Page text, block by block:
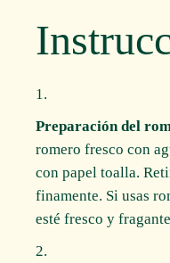
Preparación del
romero fresco con
con papel toalla.
finamente. Si usas
esté fresco y